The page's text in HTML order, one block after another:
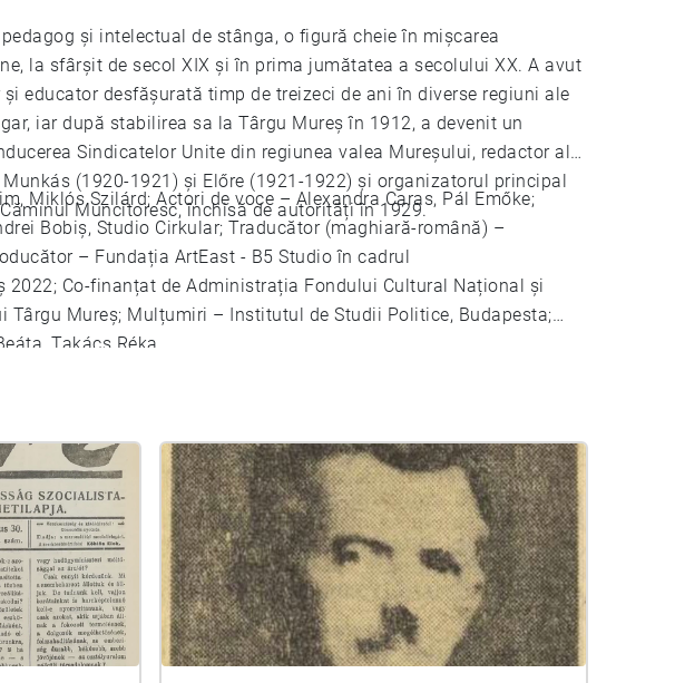
și intelectual de stânga, o figură cheie în mișcarea
la sfârșit de secol XIX și în prima jumătatea a secolului XX. A avut
educator desfășurată timp de treizeci de ani în diverse regiuni ale
iar după stabilirea sa la Târgu Mureș în 1912, a devenit un
Sindicatelor Unite din regiunea valea Mureșului, redactor al
(1920-1921) și Előre (1921-1922) și organizatorul principal
Muncitoresc, închisă de autorități în 1929.
Miklós Szilárd; Actori de voce – Alexandra Caras, Pál Emőke;
Bobiș, Studio Cirkular; Traducător (maghiară-română) –
– Fundația ArtEast - B5 Studio în cadrul
2022; Co-finanțat de Administrația Fondului Cultural Național și
Târgu Mureș; Mulțumiri – Institutul de Studii Politice, Budapesta;
Takács Réka.